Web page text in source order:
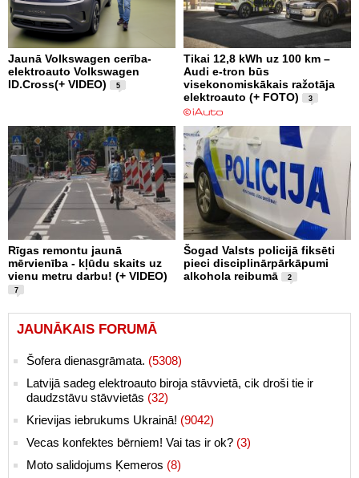
Jaunā Volkswagen cerība-
elektroauto Volkswagen
ID.Cross(+ VIDEO)
5
Tikai 12,8 kWh uz 100 km –
Audi e-tron būs
visekonomiskākais ražotāja
elektroauto (+ FOTO)
3
Rīgas remontu jaunā
mērvienība - kļūdu skaits uz
vienu metru darbu! (+ VIDEO)
7
Šogad Valsts policijā fiksēti
pieci disciplinārpārkāpumi
alkohola reibumā
2
JAUNĀKAIS FORUMĀ
Šofera dienasgrāmata. (5308)
Latvijā sadeg elektroauto biroja stāvvietā, cik droši tie ir
daudzstāvu stāvvietās (32)
Krievijas iebrukums Ukrainā! (9042)
Vecas konfektes bērniem! Vai tas ir ok? (3)
Moto salidojums Ķemeros (8)